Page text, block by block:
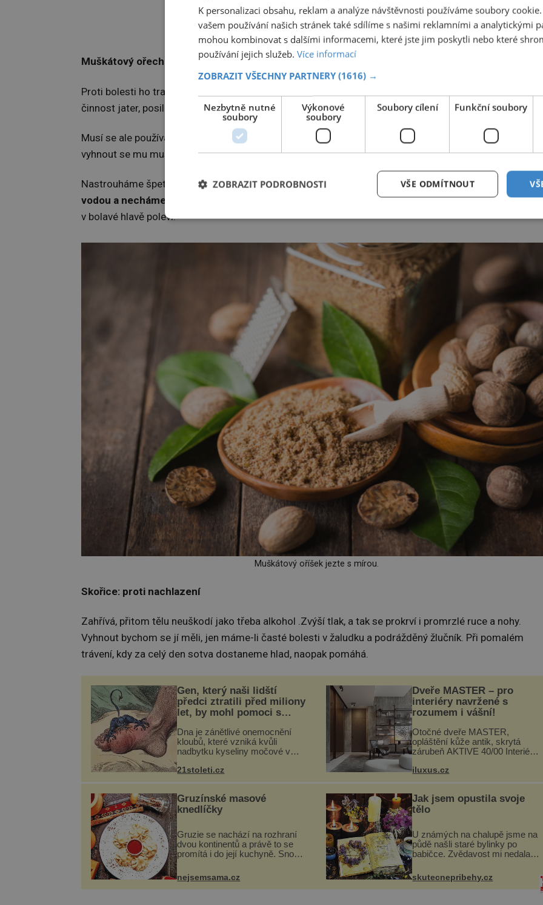
Anýz pomáhá trávení.
Muškátový ořech: proti bolesti
Proti bolesti ho tradičně používá čínská medicína i lidoví léčitelé v Evropě. Kromě toho také podporuje
činnost jater, posiluje nervy a zlepšuje náladu.
Musí se ale používat opravdu jen množství na špičku nože, větší dávky jsou mírně jedovaté. Úplně
vyhnout se mu musí nastávající maminky, protože může vyvolat předčasný porod.
Nastrouháme špetku ořechu – na šálek dáváme maximálně
1/3 zarovnané lžičky. Zalijeme vroucí
vodou a necháme louhovat 15 minut
. Můžeme přidat také pravý čaj, což podpoří prokrvení a tlak
v bolavé hlavě poleví.
Muškátový oříšek jezte s mírou.
Skořice: proti nachlazení
Zahřívá, přitom tělu neuškodí jako třeba alkohol .Zvýší tlak, a tak se prokrví i promrzlé ruce a nohy.
Vyhnout bychom se jí měli, jen máme-li časté bolesti v žaludku a podrážděný žlučník. Při pomalém
trávení, kdy za celý den sotva dostaneme hlad, naopak pomáhá.
Gen, který naši lidští
předci ztratili před miliony
let, by mohl pomoci s
Dna je zánětlivé onemocnění
kloubů, které vzniká kvůli
nadbytku kyseliny močové v
ukládá v blízkosti kloubů,
nejčastěji přitom postihuje palce
21stoleti.cz
Dveře MASTER – pro
interiéry navržené s
rozumem i vášní!
Otočné dveře MASTER,
opláštění kůže antik, skrytá
zárubeň AKTIVE 40/00 Interiéry
vyžadují atypické rozměry nejen
nábytku, ale i otvorových prvků.
iluxus.cz
Gruzínské masové
knedlíčky
Gruzie se nachází na rozhraní
dvou kontinentů a právě to se
promítá i do její kuchyně. Snoubí
a díky tomu vznikají rozmanité a
chuťově bohaté pokrmy, které
rozhodně st...
nejsemsama.cz
Jak jsem opustila svoje
tělo
U známých na chalupě jsme na
půdě našli staré bylinky po
babičce. Zvědavost mi nedala a
lektvar… Zimní pobyt na
chalupě se pro mě vlastní vinou
změnil v děsivý zážitek, na kt...
skutecnepribehy.cz
K personalizaci obsahu, reklam a analýze návštěvnosti používáme soubory
vašem používání našich stránek také sdílíme s našimi reklamními a analytickými
mohou kombinovat s dalšími informacemi, které jste jim poskytli nebo které
používání jejich služeb. Více informací
ZOBRAZIT VŠECHNY PARTNERY (1616) →
Nezbytně nutné
soubory
Výkonové
soubory
Soubory cílení Funkční soubory
VŠE ODMÍTNOUT
ZOBRAZIT PODROBNOSTI